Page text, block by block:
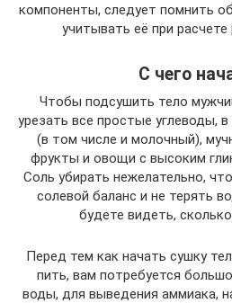
компоненты, следует помнить
учитывать её при расчете
С чего
Чтобы подсушить тело
урезать все простые углеводы,
(в том числе и молочный),
фрукты и овощи с высоким
Соль убирать нежелательно,
солевой баланс и не терять
будете видеть,
Перед тем как начать сушку
пить, вам потребуется
воды, для выведения аммиака,